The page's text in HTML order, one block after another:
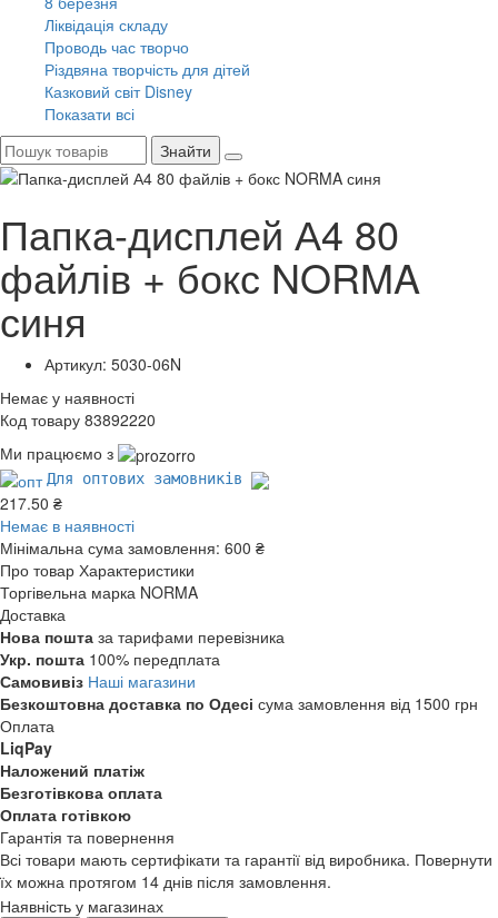
Ліквідація складу
Проводь час творчо
Різдвяна творчість для дітей
Казковий світ Disney
Показати всі
Знайти
Папка-дисплей А4 80
файлів + бокс NORMA
синя
Артикул: 5030-06N
Немає у наявності
Код товару 83892220
Ми працюємо з
Для оптових замовників
217.50 ₴
Немає в наявності
Мінімальна сума замовлення: 600 ₴
Про товар Характеристики
Торгівельна марка NORMA
Доставка
Нова пошта за тарифами перевізника
Укр. пошта 100% передплата
Самовивіз Наші магазини
Безкоштовна доставка по Одесі сума замовлення від 1500 грн
Оплата
LiqPay
Наложений платіж
Безготівкова оплата
Оплата готівкою
Гарантія та повернення
Всі товари мають сертифікати та гарантії від виробника. Повернути
їх можна протягом 14 днів після замовлення.
Наявність у магазинах